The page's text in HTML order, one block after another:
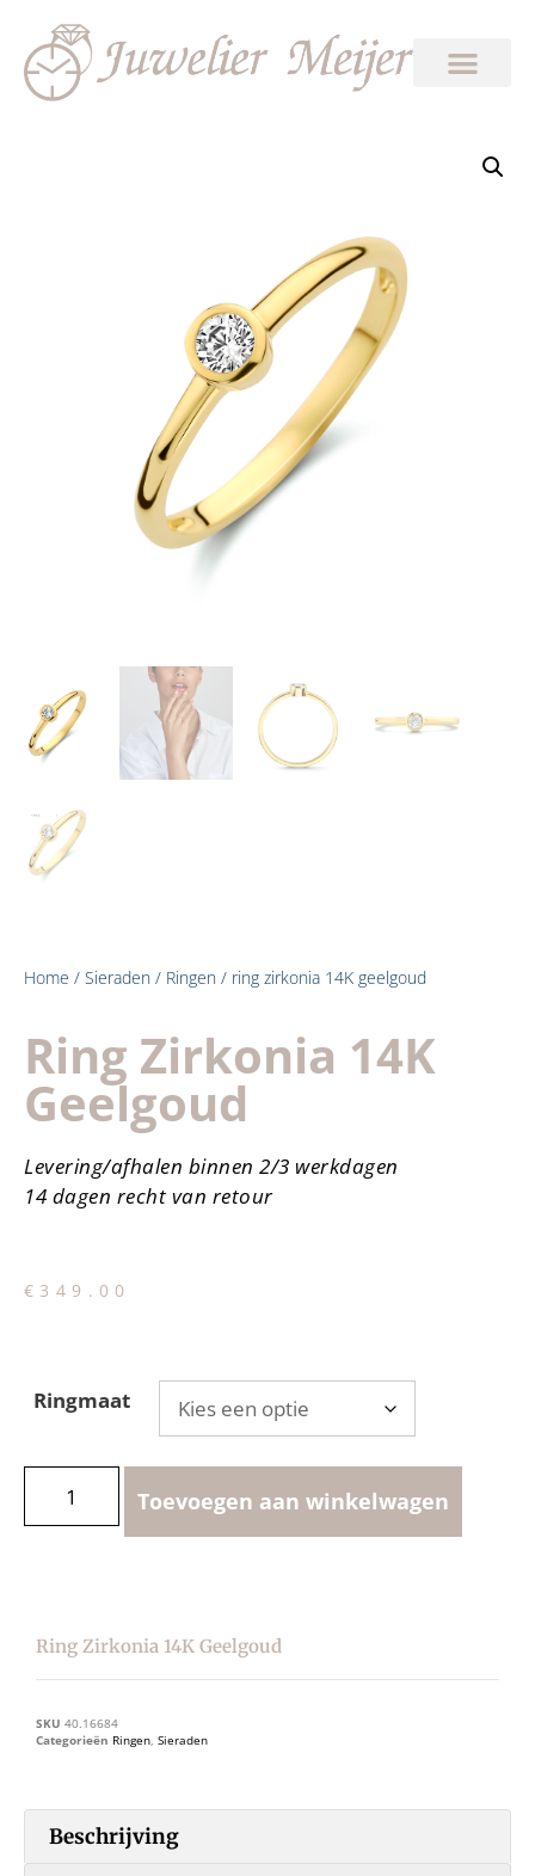
Home / Sieraden / Ringen / ring zirkonia 14K geelgoud
Ring Zirkonia 14K
Geelgoud
Levering/afhalen binnen 2/3 werkdagen
14 dagen recht van retour
€ 349.00
Ringmaat
Toevoegen aan winkelwagen
Ring Zirkonia 14K Geelgoud
SKU 40.16684
Categorieën Ringen, Sieraden
Beschrijving